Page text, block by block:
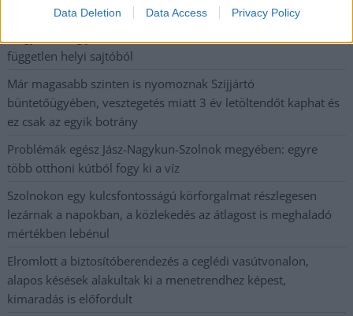
Data Deletion Data Access Privacy Policy
Visszaszámlálás indul: -1, 0, Sziget!
független helyi sajtóból
Már magasabb szinten is nyomoznak Szijjártó
büntetőügyében, vesztegetés miatt 3 év letöltendőt kaphat és
ez csak az egyik botrány
Problémák egész Jász-Nagykun-Szolnok megyében: egyre
több otthoni kútból fogy ki a víz
Szolnokon egy kulcsfontosságú körforgalmat részlegesen
lezárnak a napokban, a közlekedés az átlagost is meghaladó
mértékben lebénul
Elromlott a biztosítóberendezés a ceglédi vasútvonalon,
alapos késések alakultak ki a menetrendhez képest,
kimaradás is előfordult